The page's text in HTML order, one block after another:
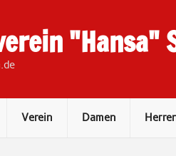
"Hansa"
Verein Damen